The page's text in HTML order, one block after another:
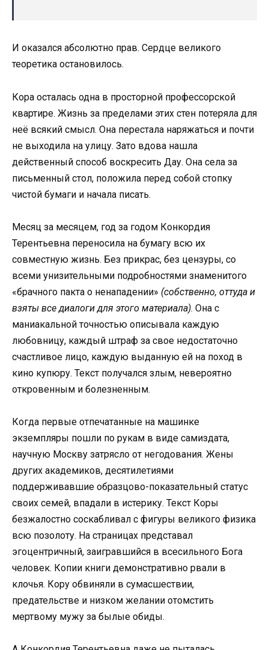
И оказался абсолютно прав. Сердце великого
теоретика остановилось.
Кора осталась одна в просторной профессорской
квартире. Жизнь за пределами этих стен потеряла для
неё всякий смысл. Она перестала наряжаться и почти
не выходила на улицу. Зато вдова нашла
действенный способ воскресить Дау. Она села за
письменный стол, положила перед собой стопку
чистой бумаги и начала писать.
Месяц за месяцем, год за годом Конкордия
Терентьевна переносила на бумагу всю их
совместную жизнь. Без прикрас, без цензуры, со
всеми унизительными подробностями знаменитого
«брачного пакта о ненападении» (собственно, оттуда и
взяты все диалоги для этого материала). Она с
маниакальной точностью описывала каждую
любовницу, каждый штраф за свое недостаточно
счастливое лицо, каждую выданную ей на поход в
кино купюру. Текст получался злым, невероятно
откровенным и болезненным.
Когда первые отпечатанные на машинке
экземпляры пошли по рукам в виде самиздата,
научную Москву затрясло от негодования. Жены
других академиков, десятилетиями
поддерживавшие образцово-показательный статус
своих семей, впадали в истерику. Текст Коры
безжалостно соскабливал с фигуры великого физика
всю позолоту. На страницах представал
эгоцентричный, заигравшийся в всесильного Бога
человек. Копии книги демонстративно рвали в
клочья. Кору обвиняли в сумасшествии,
предательстве и низком желании отомстить
мертвому мужу за былые обиды.